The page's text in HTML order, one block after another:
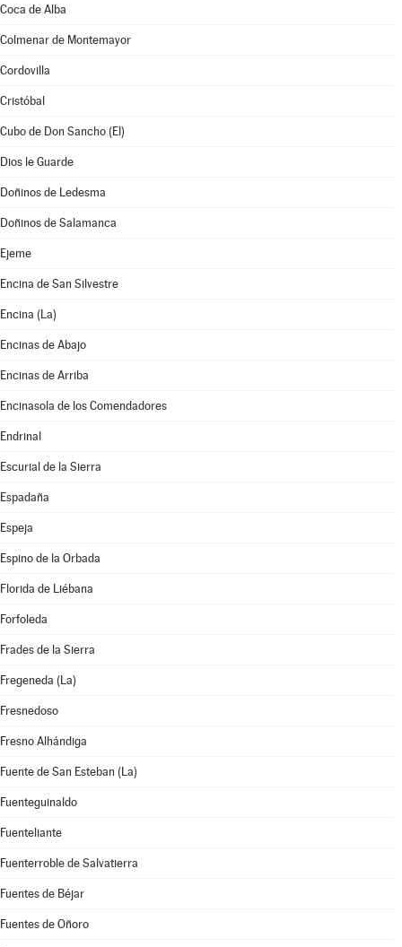
Coca de Alba
Colmenar de Montemayor
Cordovilla
Cristóbal
Cubo de Don Sancho (El)
Dios le Guarde
Doñinos de Ledesma
Doñinos de Salamanca
Ejeme
Encina de San Silvestre
Encina (La)
Encinas de Abajo
Encinas de Arriba
Encinasola de los Comendadores
Endrinal
Escurial de la Sierra
Espadaña
Espeja
Espino de la Orbada
Florida de Liébana
Forfoleda
Frades de la Sierra
Fregeneda (La)
Fresnedoso
Fresno Alhándiga
Fuente de San Esteban (La)
Fuenteguinaldo
Fuenteliante
Fuenterroble de Salvatierra
Fuentes de Béjar
Fuentes de Oñoro